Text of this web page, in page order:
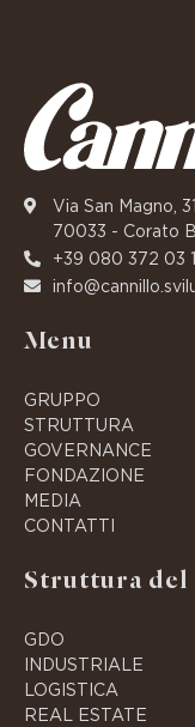
Via San Magno, 31
70033 - Corato
+39 080 372 03 11
Menu
GRUPPO
STRUTTURA
GOVERNANCE
FONDAZIONE
MEDIA
CONTATTI
Struttura del
GDO
INDUSTRIALE
LOGISTICA
REAL ESTATE